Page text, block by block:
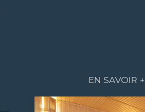
EN SAVOIR +